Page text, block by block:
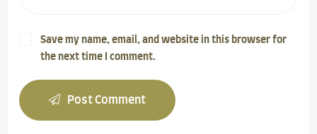
Save my name, email, and website in this browser for
the next time I comment.
Post Comment